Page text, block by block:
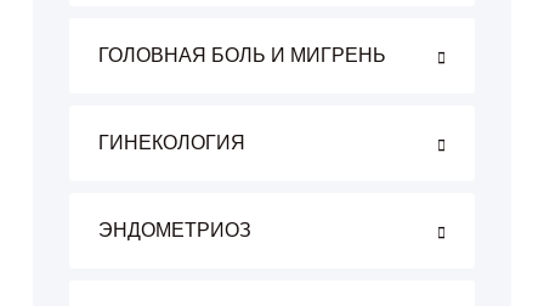
ГОЛОВНАЯ БОЛЬ И МИГРЕНЬ
ГИНЕКОЛОГИЯ
ЭНДОМЕТРИОЗ